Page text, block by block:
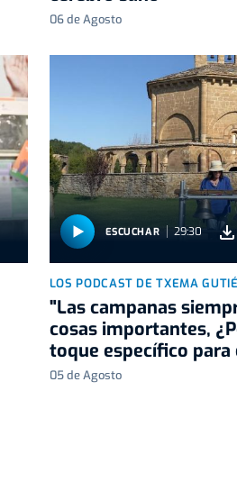
06 de Agosto
ESCUCHAR 29:30
LOS PODCAST DE TXEMA
"Las campanas
cosas importantes,
toque específico para
05 de Agosto